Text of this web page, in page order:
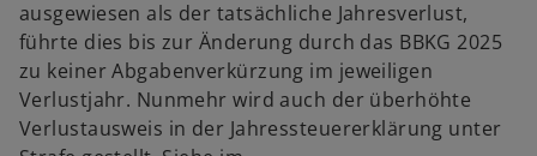
ausgewiesen als der tatsächliche Jahresverlust,
führte dies bis zur Änderung durch das BBKG 2025
zu keiner Abgabenverkürzung im jeweiligen
Verlustjahr. Nunmehr wird auch der überhöhte
Verlustausweis in der Jahressteuererklärung unter